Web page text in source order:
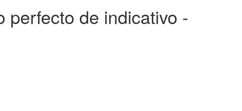
perfecto de indicativo -